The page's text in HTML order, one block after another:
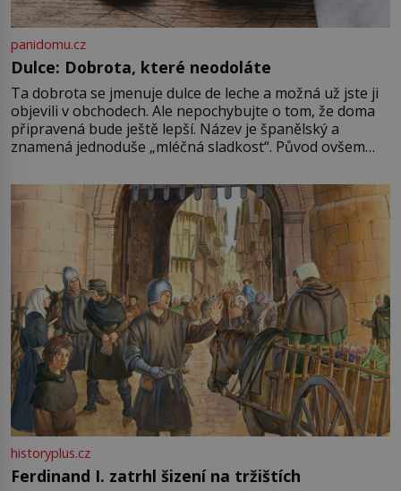
panidomu.cz
Dulce: Dobrota, které neodoláte
Ta dobrota se jmenuje dulce de leche a možná už jste ji
objevili v obchodech. Ale nepochybujte o tom, že doma
připravená bude ještě lepší. Název je španělský a
znamená jednoduše „mléčná sladkost“. Původ ovšem
pře hned několik latinskoamerických zemí a k tomu
Francie, kde se traduje,
historyplus.cz
Ferdinand I. zatrhl šizení na tržištích